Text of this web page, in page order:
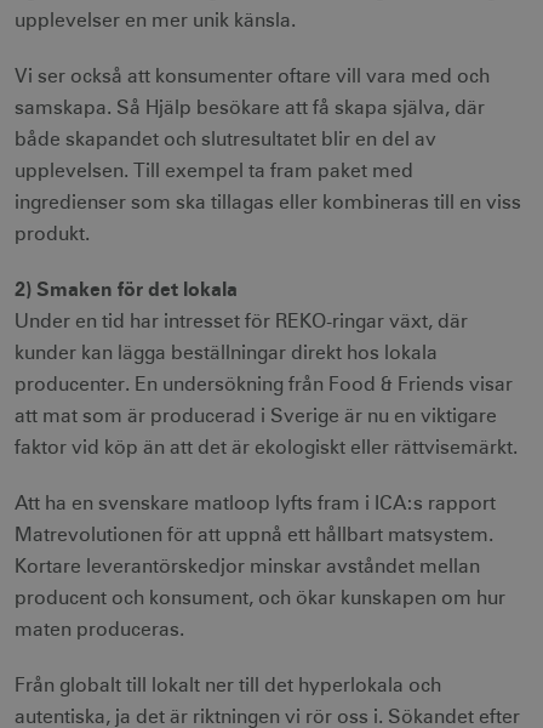
upplevelser en mer unik känsla.
Vi ser också att konsumenter oftare vill vara med och
samskapa. Så Hjälp besökare att få skapa själva, där
både skapandet och slutresultatet blir en del av
upplevelsen. Till exempel ta fram paket med
ingredienser som ska tillagas eller kombineras till en viss
produkt.
2) Smaken för det lokala
Under en tid har intresset för REKO-ringar växt, där
kunder kan lägga beställningar direkt hos lokala
producenter. En undersökning från Food & Friends visar
att mat som är producerad i Sverige är nu en viktigare
faktor vid köp än att det är ekologiskt eller rättvisemärkt.
Att ha en svenskare matloop lyfts fram i ICA:s rapport
Matrevolutionen för att uppnå ett hållbart matsystem.
Kortare leverantörskedjor minskar avståndet mellan
producent och konsument, och ökar kunskapen om hur
maten produceras.
Från globalt till lokalt ner till det hyperlokala och
autentiska, ja det är riktningen vi rör oss i. Sökandet efter